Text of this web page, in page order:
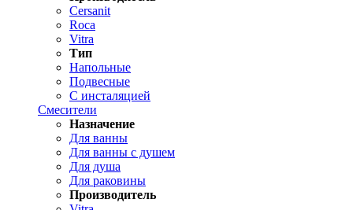
Cersanit
Roca
Vitra
Тип
Напольные
Подвесные
С инсталяцией
Смесители
Назначение
Для ванны
Для ванны с душем
Для душа
Для раковины
Производитель